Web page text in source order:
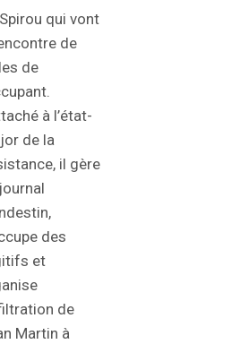
qui vont
de
de
à l’état-
de la
il gère
des
et
de
Martin à